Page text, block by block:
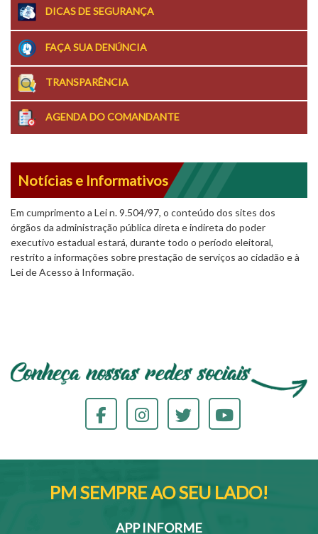
DICAS DE SEGURANÇA
FAÇA SUA DENÚNCIA
TRANSPARÊNCIA
AGENDA DO COMANDANTE
Notícias e Informativos
Em cumprimento a Lei n. 9.504/97, o conteúdo dos sites dos
órgãos da administração pública direta e indireta do poder
executivo estadual estará, durante todo o período eleitoral,
restrito a informações sobre prestação de serviços ao cidadão e à
Lei de Acesso à Informação.
PM SEMPRE AO SEU LADO!
APP INFORME